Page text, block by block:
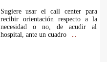
Sugiere usar el call center para
recibir orientación respecto a la
necesidad o no, de acudir al
hospital, ante un cuadro